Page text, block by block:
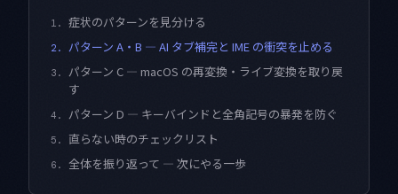
1. 症状のパターンを見分ける
2. パターン A・B — AI タブ補完と IME の衝突を止める
3.
パターン C — macOS の再変換・ライブ変換を取り戻
す
4. パターン D — キーバインドと全角記号の暴発を防ぐ
5. 直らない時のチェックリスト
6. 全体を振り返って — 次にやる一歩